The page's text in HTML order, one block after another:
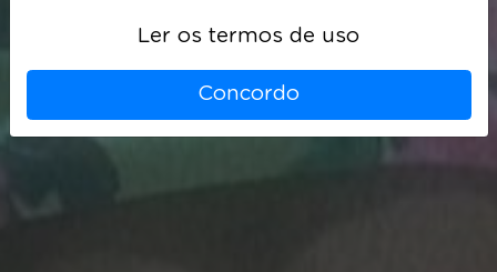
Ler os termos de uso
Concordo